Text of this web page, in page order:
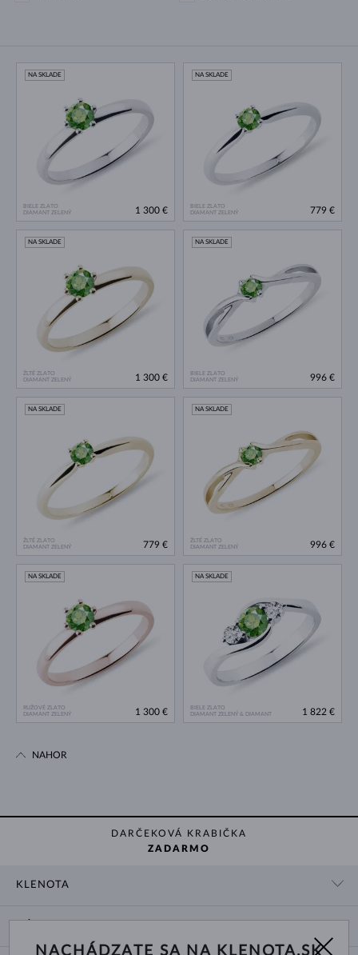
BIELE ZLATO
DIAMANT ZELENÝ
NA SKLADE
1 300 €
BIELE ZLATO
DIAMANT ZELENÝ
NA SKLADE
779 €
ŽLTÉ ZLATO
DIAMANT ZELENÝ
NA SKLADE
1 300 €
BIELE ZLATO
DIAMANT ZELENÝ
NA SKLADE
996 €
ŽLTÉ ZLATO
DIAMANT ZELENÝ
NA SKLADE
779 €
ŽLTÉ ZLATO
DIAMANT ZELENÝ
NA SKLADE
996 €
RUŽOVÉ ZLATO
DIAMANT ZELENÝ
NA SKLADE
1 300 €
BIELE ZLATO
DIAMANT ZELENÝ & DIAMANT
NA SKLADE
1 822 €
NAHOR
DARČEKOVÁ KRABIČKA
ZADARMO
KLENOTA
NACHÁDZATE SA NA KLENOTA.SK